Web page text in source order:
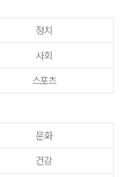
정치
사회
스포츠
문화
건강